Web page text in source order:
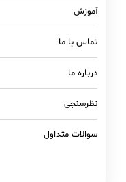
آموزش
تماس با ما
درباره ما
نظرسنجی
سوالات متداول